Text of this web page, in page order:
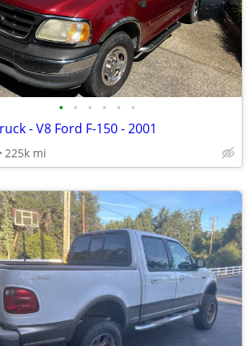
• • • • • •
- V8 Ford F-150 - 2001
225k mi